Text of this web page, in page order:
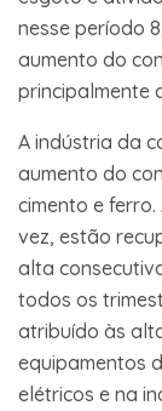
nesse período
aumento do
principalmente
A indústria da
aumento do
cimento e
vez, estão
alta
todos os
atribuído às
equipamentos
elétricos e na